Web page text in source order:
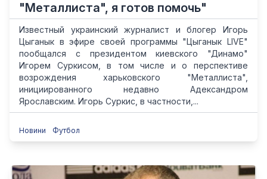
"Металлиста", я готов помочь"
Известный украинский журналист и блогер Игорь
Цыганык в эфире своей программы "Цыганык LIVE"
пообщался с президентом киевского "Динамо"
Игорем Суркисом, в том числе и о перспективе
возрождения харьковского "Металлиста",
инициированного недавно Адександром
Ярославским. Игорь Суркис, в частности,...
Новини Футбол